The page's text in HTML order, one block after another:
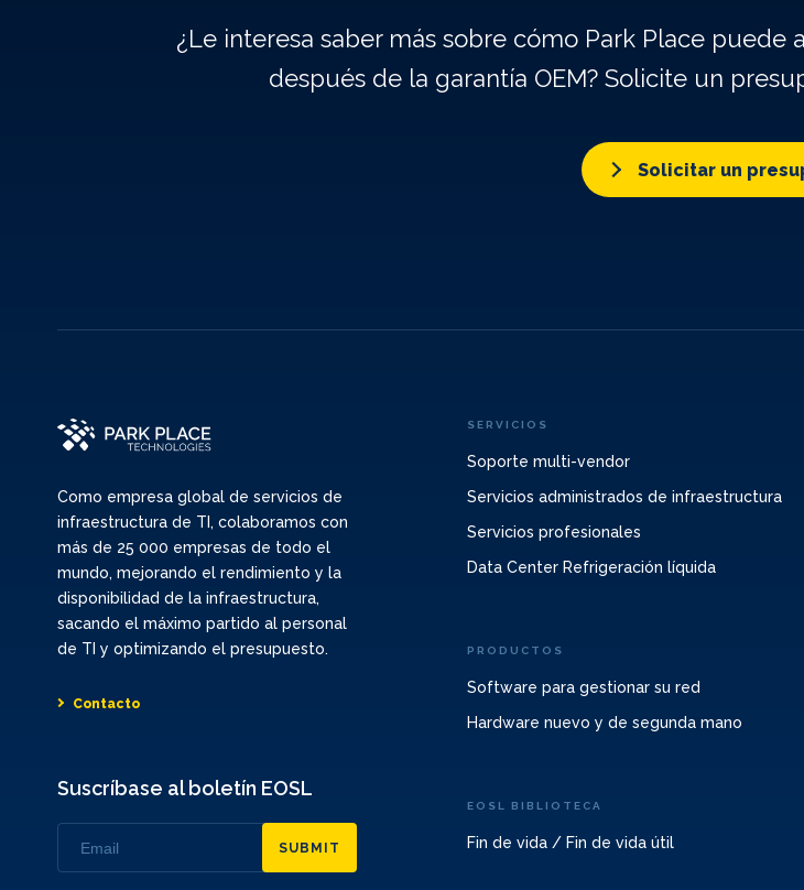
¿Le interesa saber más sobre cómo Park Place
después de la garantía OEM? Solicite un
Solicitar un
Como empresa global de servicios de
infraestructura de TI, colaboramos con
más de 25 000 empresas de todo el
mundo, mejorando el rendimiento y la
disponibilidad de la infraestructura,
sacando el máximo partido al personal
de TI y optimizando el presupuesto.
Contacto
Suscríbase al boletín EOSL
SUBMIT
SERVICIOS
Soporte multi-vendor
Servicios administrados de infraestructura
Servicios profesionales
Data Center Refrigeración líquida
PRODUCTOS
Software para gestionar su red
Hardware nuevo y de segunda mano
EOSL BIBLIOTECA
Fin de vida / Fin de vida útil